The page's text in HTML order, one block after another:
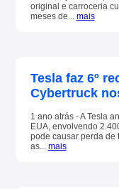
original e carroceria
meses de... mais
Tesla faz 6º
Cybertruck
1 ano atrás - A Tesla
EUA, envolvendo
pode causar perda de
as... mais